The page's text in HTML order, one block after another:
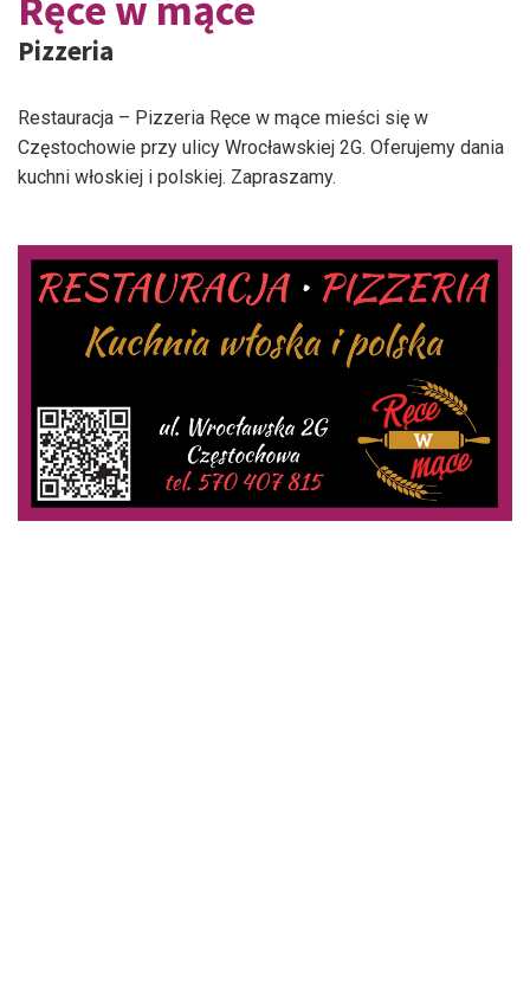
Pizzeria
Restauracja – Pizzeria Ręce w mące mieści się w
Częstochowie przy ulicy Wrocławskiej 2G. Oferujemy dania
kuchni włoskiej i polskiej. Zapraszamy.